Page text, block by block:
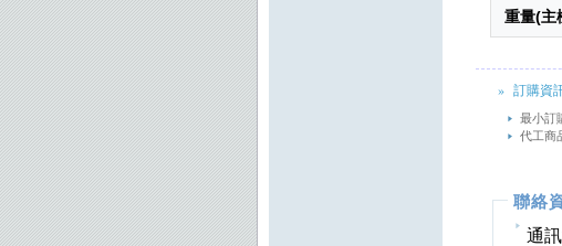
重量(主
» 訂購資
最小訂
代工商
聯絡
通